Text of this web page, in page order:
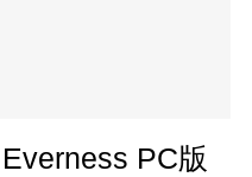
PC版